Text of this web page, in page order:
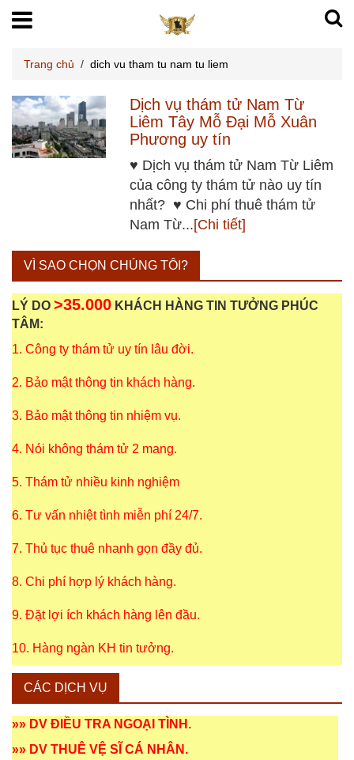
Trang chủ / dich vu tham tu nam tu liem
Dịch vụ thám tử Nam Từ
Liêm Tây Mỗ Đại Mỗ Xuân
Phương uy tín
♥ Dịch vụ thám tử Nam Từ Liêm
của công ty thám tử nào uy tín
nhất? ♥ Chi phí thuê thám tử
Nam Từ...[Chi tiết]
VÌ SAO CHỌN CHÚNG TÔI?
LÝ DO >35.000 KHÁCH HÀNG TIN TƯỞNG PHÚC
TÂM:
1. Công ty thám tử uy tín lâu đời.
2. Bảo mật thông tin khách hàng.
3. Bảo mật thông tin nhiệm vụ.
4. Nói không thám tử 2 mang.
5. Thám tử nhiều kinh nghiệm
6. Tư vấn nhiệt tình miễn phí 24/7.
7. Thủ tục thuê nhanh gọn đầy đủ.
8. Chi phí hợp lý khách hàng.
9. Đặt lợi ích khách hàng lên đầu.
10. Hàng ngàn KH tin tưởng.
CÁC DỊCH VỤ
»» DV ĐIỀU TRA NGOẠI TÌNH .
»» DV THUÊ VỆ SĨ CÁ NHÂN .